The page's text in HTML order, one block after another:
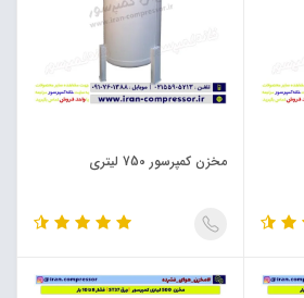
مخزن کمپرسور 750 لیتری